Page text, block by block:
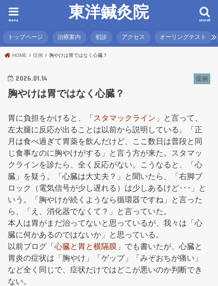
東洋鍼灸院 search
menu
トップページ 治療案内 初診 アクセス オーリングテスト
HOME 症例 胸やけは胃ではなく心臓？
症例
2026.01.14
胸やけは胃ではなく心臓？
胃に負担をかけると、「スタマックライン 」と言って、
左太腿に反応が出ることは以前から説明している。「正
月は食べ過ぎて胃薬を飲んだけど、ここ数日は普段と同
じ食事なのに胸やけがする」と言う方が来た。スタマッ
クラインを診たら、全く反応がない。こうなると、「心
臓」を疑う。「心臓は大丈夫？」と聞いたら、「右脚ブ
ロック（電気信号が少し遅れる）は少しあるけど･･･」と
いう。「胸やけが続くようなら循環器ですね」と言った
ら、「え、消化器でなくて？」と言っていた。
本人は胃がまだ治ってないと思っているが、我々は「心
臓に何かあるのではないか」と思っている。
以前ブログ「心臓と胃と横隔膜 」でも書いたが、心臓と
胃炎の症状は「胸やけ」「ゲップ」「みぞおちが痛い」
など全く同じで、症状だけではどこが悪いのか判断でき
ない。